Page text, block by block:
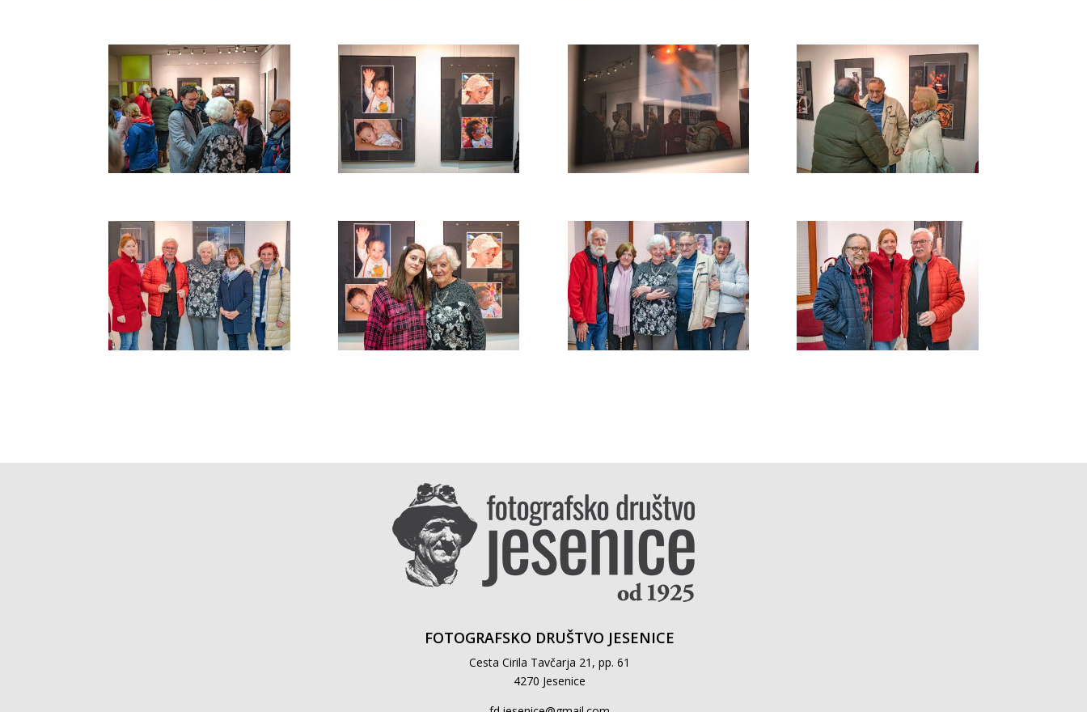
FOTOGRAFSKO DRUŠTVO JESENICE
Cesta Cirila Tavčarja 21, pp. 61
4270 Jesenice